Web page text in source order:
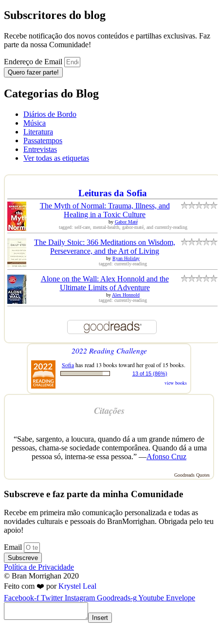
Subscritores do blog
Recebe notificação dos novos conteúdos e partilhas exclusivas. Faz
parte da nossa Comunidade!
Endereço de Email
Quero fazer parte!
Categorias do Blog
Diários de Bordo
Música
Literatura
Passatempos
Entrevistas
Ver todas as etiquetas
Leituras da Sofia
The Myth of Normal: Trauma, Illness, and
Healing in a Toxic Culture
by Gabor Maté
tagged: self-care, mental-health, gabor-maté, and currently-reading
The Daily Stoic: 366 Meditations on Wisdom,
Perseverance, and the Art of Living
by Ryan Holiday
tagged: currently-reading
Alone on the Wall: Alex Honnold and the
Ultimate Limits of Adventure
byAlex Honnold
tagged: currently-reading
2022 Reading Challenge
Sofiahas read 13 books toward her goal of 15 books.
13 of 15 (86%)
view books
Citações
“Sabe, sargento, a loucura, quando dá a um grande número de
pessoas, chama-se sociedade contemporânea. Quando dá a uma
pessoa só, interna-se essa pessoa.” —Afonso Cruz
Goodreads Quotes
Subscreve e faz parte da minha Comunidade
Recebe em primeira mão comunicação personalizada e todas as
novidades culturais e pessoais do BranMorrighan. Obrigada pelo teu
apoio!
Email
Subscreve
Política de Privacidade
© Bran Morrighan 2020
Feito com ❤️ porKrystel Leal
Facebook-f Twitter Instagram Goodreads-gYoutube Envelope
Insert